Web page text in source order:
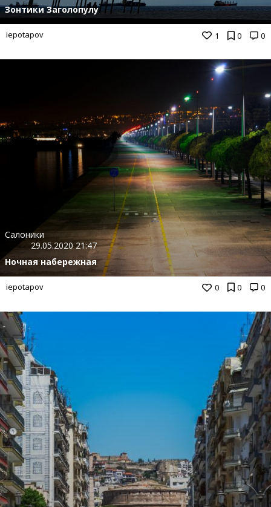
1 0 0
Зонтики Заголопулу
iepotapov
0 0 0
Салоники
29.05.2020 21:47
Ночная набережная
iepotapov